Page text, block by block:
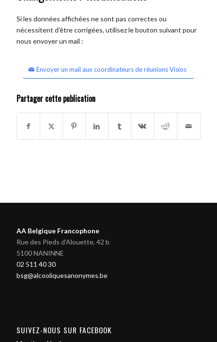
Si les données affichées ne sont pas correctes ou
nécessitent d'être corrigées, utilisez le bouton suivant pour
nous envoyer un mail :
Envoyer un mail aux coordinateurs de réunions Visios
Partager cette publication
AA Belgique Francophone
Rue des Pieds d'Alouette, 42 b
5100 NANINNE
02 511 40 30
bsg@alcooliquesanonymes.be
SUIVEZ-NOUS SUR FACEBOOK